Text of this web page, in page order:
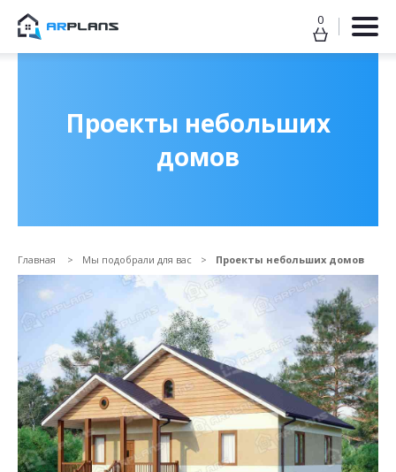
0
Проекты небольших
домов
Главная Мы подобрали для вас Проекты небольших домов
Прикрепить файл
Согласен на обработку персональных данных
This site is protected by reCAPTCHA and the Google Privacy Policy and
Terms of Service
apply.
Продолжить покупки